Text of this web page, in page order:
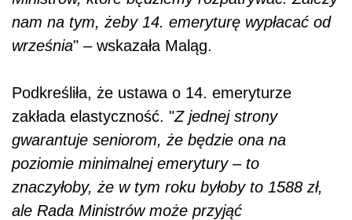
nam na tym, żeby 14. emeryturę wypłacać od
września" – wskazała Maląg.
Podkreśliła, że ustawa o 14. emeryturze
zakłada elastyczność. "Z jednej strony
gwarantuje seniorom, że będzie ona na
poziomie minimalnej emerytury – to
znaczyłoby, że w tym roku byłoby to 1588 zł,
ale Rada Ministrów może przyjąć